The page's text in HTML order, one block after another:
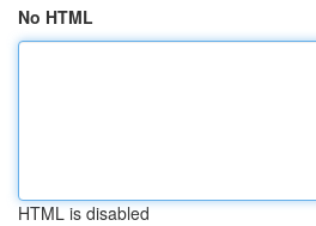
No HTML
HTML is disabled